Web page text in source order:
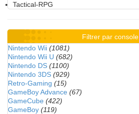
Tactical-RPG
Filtrer par console
Nintendo Wii (1081)
Nintendo Wii U (682)
Nintendo DS (1100)
Nintendo 3DS (929)
Retro-Gaming (15)
GameBoy Advance (67)
GameCube (422)
GameBoy (119)